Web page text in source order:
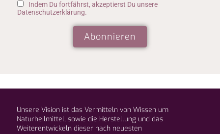
Indem Du fortfährst, akzeptierst Du unsere
Datenschutzerklärung.
Unsere Vision ist das Vermitteln von Wissen um
Naturheilmittel, sowie die Herstellung und das
Weiterentwickeln dieser nach neuesten